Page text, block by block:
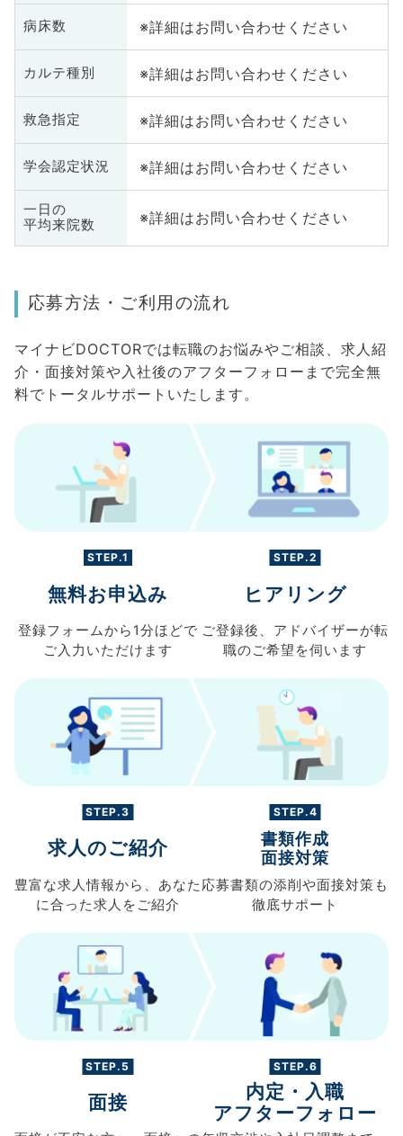
病床数 ※詳細はお問い合わせください
カルテ種別 ※詳細はお問い合わせください
救急指定 ※詳細はお問い合わせください
学会認定状況 ※詳細はお問い合わせください
一日の
平均来院数
※詳細はお問い合わせください
応募方法・ご利用の流れ
マイナビDOCTORでは転職のお悩みやご相談、求人紹
介・面接対策や入社後のアフターフォローまで完全無
料でトータルサポートいたします。
STEP.1
無料お申込み
登録フォームから 1分ほどで
ご入力 いただけます
STEP.2
ヒアリング
ご登録後、 アドバイザーが転
職のご希望を伺います
STEP.3
求人のご紹介
豊富な求人情報から、 あなた
に合った求人を ご紹介
STEP.4
書類作成
面接対策
応募書類の添削や面接対策も
徹底サポート
STEP.5
面接
STEP.6
内定・入職
アフターフォロー